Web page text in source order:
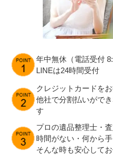
年中無休（電話受付
LINEは24時間受付
クレジットカードを
他社で分割払いがで
す
プロの遺品整理士・
時間がない・何から
そんな時も安心してお